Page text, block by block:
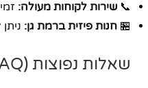
📞 שירות לקוחות מעולה:
🏪 חנות פיזית ברמת גן:
שאלות נפוצות (FAQ)